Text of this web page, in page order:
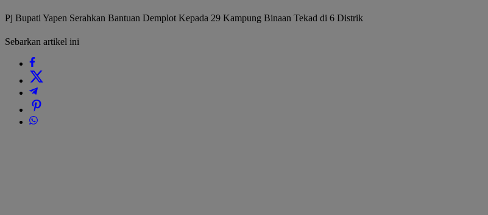
Pj Bupati Yapen Serahkan Bantuan Demplot Kepada 29 Kampung Binaan Tekad di 6 Distrik
Sebarkan artikel ini